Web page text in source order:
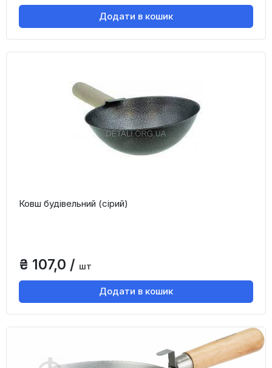
Додати в кошик
Ковш будівельний (сірий)
₴ 107,0 / шт
Додати в кошик